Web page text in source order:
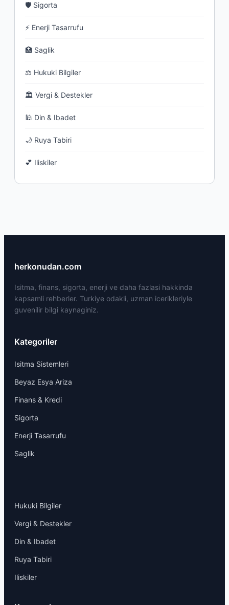
🛡 Sigorta
⚡ Enerji Tasarrufu
🏥 Saglik
⚖ Hukuki Bilgiler
🏛 Vergi & Destekler
🕌 Din & Ibadet
🌙 Ruya Tabiri
💕 Iliskiler
herkonudan.com
Isitma, finans, sigorta, enerji ve daha fazlasi hakkinda
kapsamli rehberler. Turkiye odakli, uzman icerikleriyle
guvenilir bilgi kaynaginiz.
Kategoriler
Isitma Sistemleri
Beyaz Esya Ariza
Finans & Kredi
Sigorta
Enerji Tasarrufu
Saglik
Hukuki Bilgiler
Vergi & Destekler
Din & Ibadet
Ruya Tabiri
Iliskiler